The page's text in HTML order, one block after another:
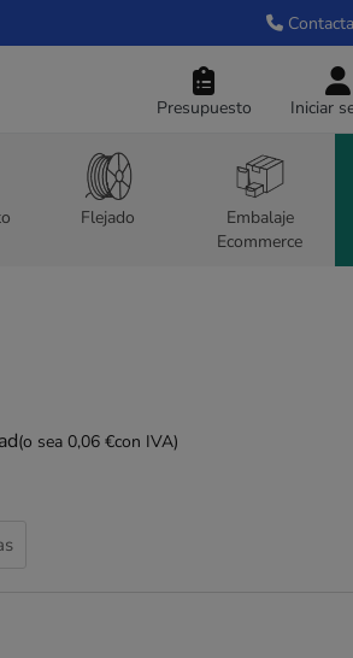
Presupuesto Iniciar
Flejado
Embalaje
Ecommerce
(o sea 0,06 €con IVA)